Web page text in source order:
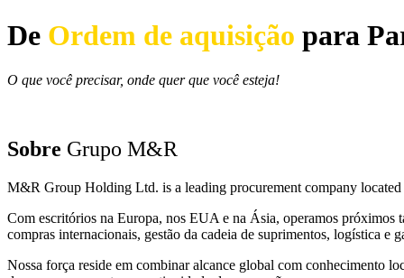
De Ordem de aquisição para
O que você precisar, onde quer que você esteja!
Sobre Grupo M&R
M&R Group Holding Ltd. is a leading procurement company
Com escritórios na Europa, nos EUA e na Ásia, operamos próximos
compras internacionais, gestão da cadeia de suprimentos, logística e
Nossa força reside em combinar alcance global com conhecimento